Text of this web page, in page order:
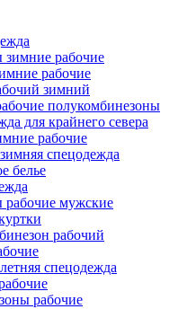
рабочие
рабочие
зимний
полукомбинезоны
для крайнего севера
рабочие
спецодежда
белье
мужские
рабочий
спецодежда
рабочие